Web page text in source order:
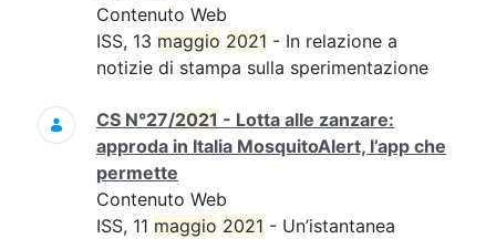
Contenuto Web
ISS, 13 maggio 2021 - In relazione a
notizie di stampa sulla sperimentazione
CS N°27/2021 - Lotta alle zanzare:
approda in Italia MosquitoAlert, l’app che
permette
Contenuto Web
ISS, 11 maggio 2021 - Un’istantanea